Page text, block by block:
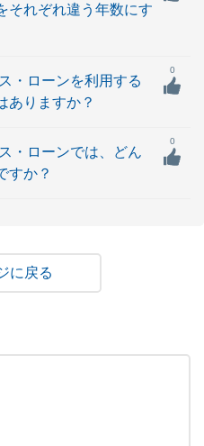
それぞれ違う年数にす
・ローンを利用する
ありますか？
0
・ローンでは、どん
すか？
0
戻る